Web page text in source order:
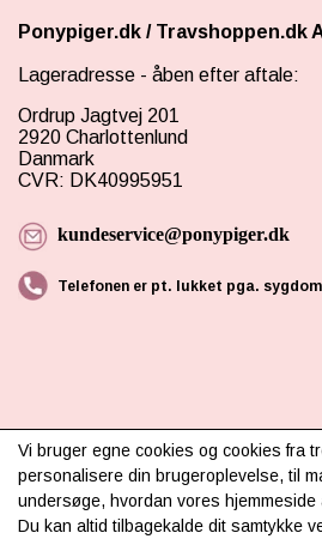
Ponypiger.dk / Travshoppen.dk
Lageradresse - åben efter aftale:
Ordrup Jagtvej 201
2920 Charlottenlund
Danmark
CVR: DK40995951
kundeservice@ponypiger.dk
Telefonen er pt. lukket pga. sygdom
INFORMATION
Om os
Vi bruger egne cookies og cookies fra
personalisere din brugeroplevelse, til
undersøge, hvordan vores
Du kan altid tilbagekalde dit samtykke